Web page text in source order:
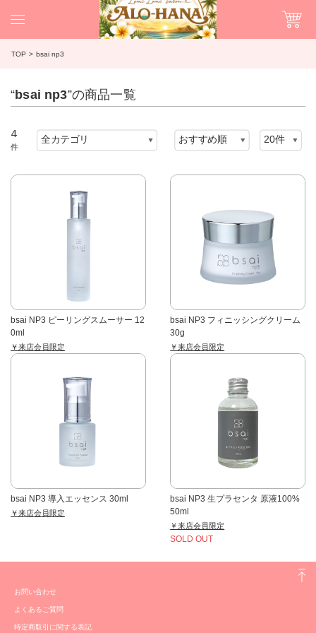
TOP bsai np3
“bsai np3”の商品一覧
4
件
bsai NP3 ピーリングスムーサー 12
0ml
￥来店会員限定
bsai NP3 フィニッシングクリーム
30g
￥来店会員限定
bsai NP3 導入エッセンス 30ml
￥来店会員限定
bsai NP3 生プラセンタ 原液100%
50ml
￥来店会員限定
SOLD OUT
お問い合わせ
よくあるご質問
特定商取引に関する表記